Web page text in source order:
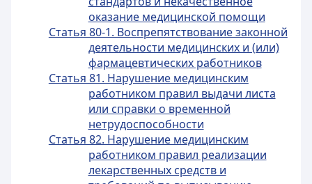
оказание медицинской помощи
Статья 80-1. Воспрепятствование законной
деятельности медицинских и (или)
фармацевтических работников
Статья 81. Нарушение медицинским
работником правил выдачи листа
или справки о временной
нетрудоспособности
Статья 82. Нарушение медицинским
работником правил реализации
лекарственных средств и